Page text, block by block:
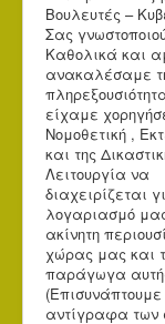
Βουλευτές –
Σας
Καθολικά και
ανακαλέσαμε
είχαμε
Νομοθετική ,
και της
Λειτουργία να
διαχειρίζεται
λογαριασμό
ακίνητη
χώρας μας και
παράγωγα
(Επισυνάπτουμε
αντίγραφα των